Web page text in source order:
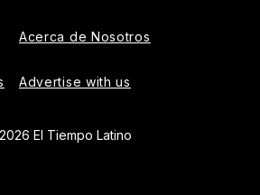
Acerca de Nosotros
Advertise with us
El Tiempo Latino